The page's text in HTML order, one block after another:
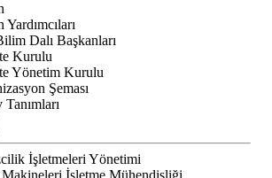
Yardımcıları
Dalı Başkanları
Kurulu
Yönetim Kurulu
Şeması
İşletmeleri Yönetimi